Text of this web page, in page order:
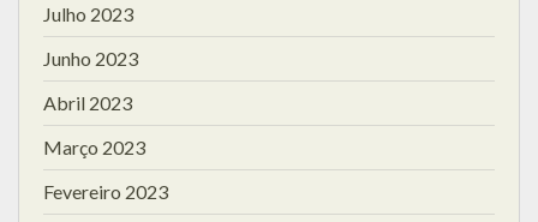
Julho 2023
Junho 2023
Abril 2023
Março 2023
Fevereiro 2023